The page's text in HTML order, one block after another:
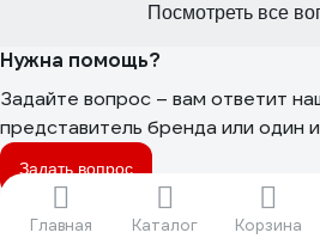
Главная Каталог Корзина
Посмотреть все
Нужна помощь?
Задайте вопрос – вам ответит
представитель бренда или один
Задать вопрос
Этот товар из подборок